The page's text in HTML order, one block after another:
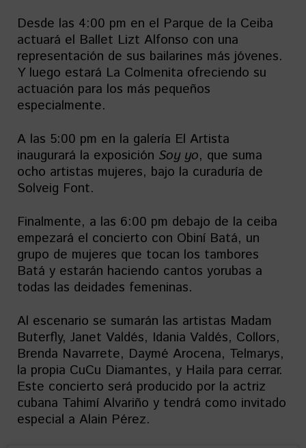
Desde las 4:00 pm en el Parque de la Ceiba
actuará el Ballet Lizt Alfonso con una
representación de sus bailarines más jóvenes.
Y luego estará La Colmenita ofreciendo su
actuación para los más pequeños
especialmente.
A las 5:00 pm en la galería El Artista
inaugurará la exposición Soy yo, que suma
ocho artistas mujeres, bajo la curaduría de
Solveig Font.
Finalmente, a las 6:00 pm debajo de la ceiba
empezará el concierto con Obiní Batá, un
grupo de mujeres que tocan los tambores
Batá y estarán haciendo cantos yorubas a
todas las deidades femeninas.
Al escenario se sumarán las artistas Madam
Buterfly, Janet Valdés, Idania Valdés, Collors,
Brenda Navarrete, Daymé Arocena, Telmarys,
la propia CuCu Diamantes, y Haila para cerrar.
Este concierto será producido por la actriz
cubana Tahimí Alvariño y tendrá como invitado
especial a Alain Pérez.